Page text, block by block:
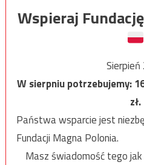
Wspieraj
W sierpniu potrzebujemy:
zł.
Państwa wsparcie jest
Fundacji Magna Polonia.
Masz świadomość tego